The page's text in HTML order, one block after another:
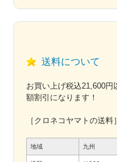
送料について
お買い上げ税込21,600
額割引になります！
［クロネコヤマトの送料］
地域 九州